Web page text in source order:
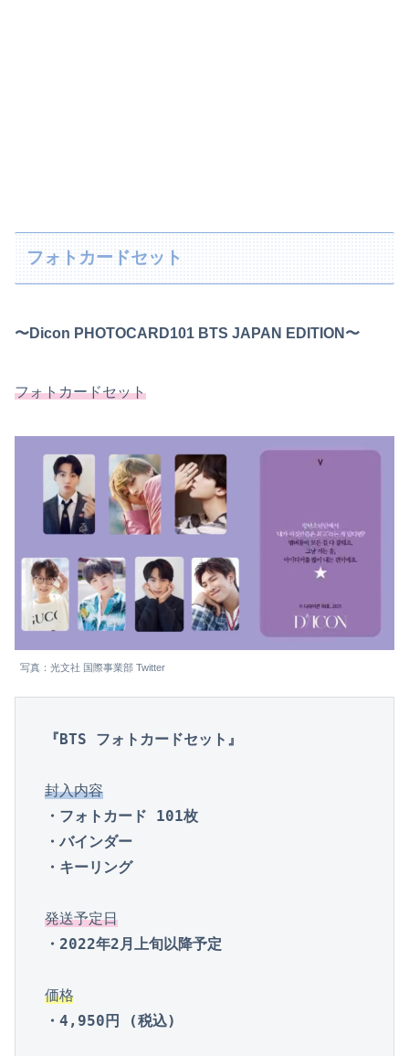
フォトカードセット
〜Dicon PHOTOCARD101 BTS JAPAN EDITION〜
フォトカードセット
写真：光文社 国際事業部 Twitter
『BTS フォトカードセット』
封入内容
・フォトカード 101枚
・バインダー
・キーリング
発送予定日
・2022年2月上旬以降予定
価格
・4,950円 (税込)